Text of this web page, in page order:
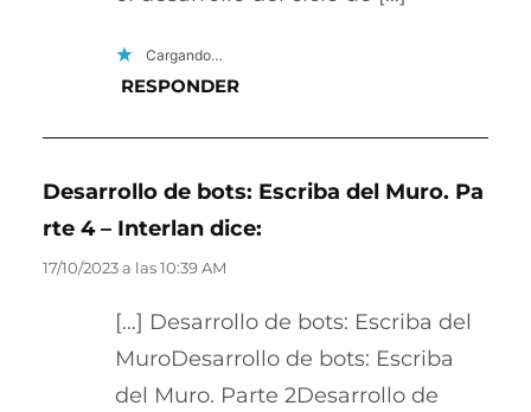
Cargando…
RESPONDER
Desarrollo de bots: Escriba del Muro. Pa
rte 4 – Interlan dice:
17/10/2023 a las 10:39 AM
[…] Desarrollo de bots: Escriba del
MuroDesarrollo de bots: Escriba
del Muro. Parte 2Desarrollo de